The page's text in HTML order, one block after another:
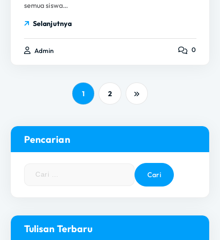
semua siswa…
Selanjutnya
Admin 0
1 2
Pencarian
u
n
Tulisan Terbaru